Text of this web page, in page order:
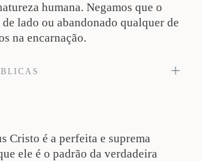
humana. Negamos que o
lado ou abandonado qualquer de
na encarnação.
esvaziou, assumindo a forma de servo, tornando-se
Jo 1:1; 11:27, 35; 20:28; Rm 1:3-4; 9:5; Ef
1Tm 3:16; Hb 1:3, 8-9; 1Pe 3:18; 2Pe 1:1.
Cristo é a perfeita e suprema
ele é o padrão da verdadeira